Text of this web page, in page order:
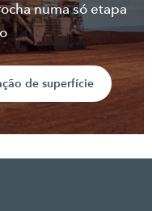
numa só etapa
de superfície